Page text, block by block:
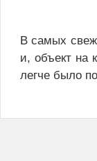
В самых
и, объект на
легче было